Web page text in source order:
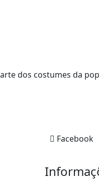
dos costumes da
Facebook